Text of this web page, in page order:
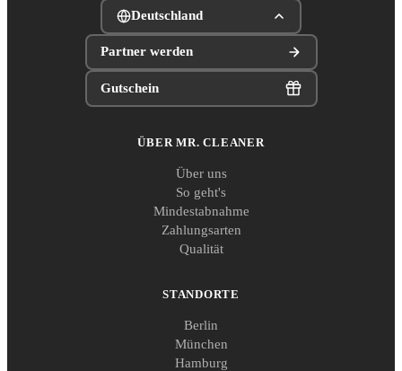
Deutschland
Partner werden
Gutschein
ÜBER MR. CLEANER
Über uns
So geht's
Mindestabnahme
Zahlungsarten
Qualität
STANDORTE
Berlin
München
Hamburg